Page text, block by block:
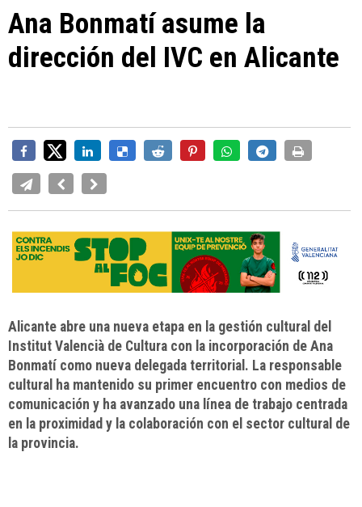
Ana Bonmatí asume la
dirección del IVC en Alicante
Alicante abre una nueva etapa en la gestión cultural del
Institut Valencià de Cultura con la incorporación de Ana
Bonmatí como nueva delegada territorial. La responsable
cultural ha mantenido su primer encuentro con medios de
comunicación y ha avanzado una línea de trabajo centrada
en la proximidad y la colaboración con el sector cultural de
la provincia.